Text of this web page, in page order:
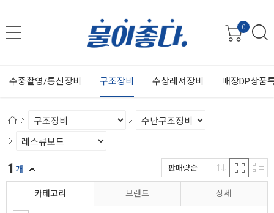
0
수중촬영/통신장비 구조장비 수상레져장비 매장DP상품
카테고리 브랜드 상세
1 개 판매량순